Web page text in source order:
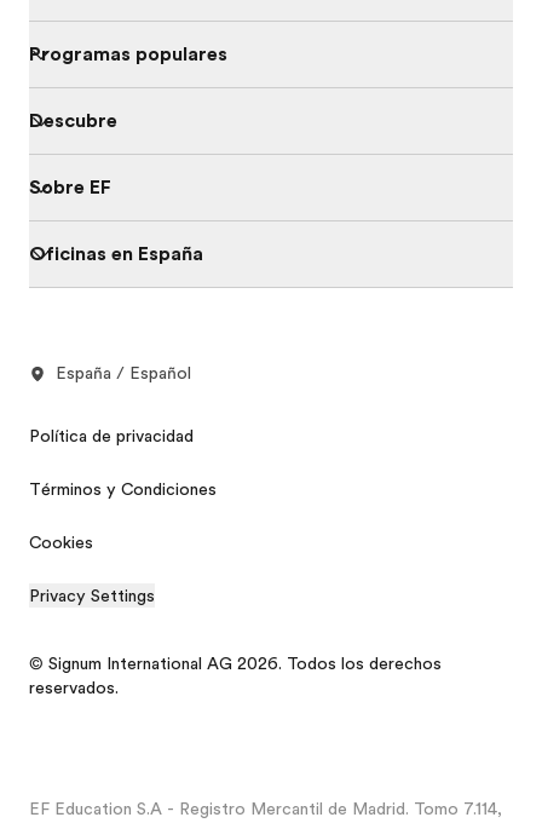
Programas populares
Descubre
Sobre EF
Oficinas en España
España / Español
Política de privacidad
Términos y Condiciones
Cookies
Privacy Settings
© Signum International AG 2026. Todos los derechos
reservados.
EF Education S.A - Registro Mercantil de Madrid. Tomo 7.114,